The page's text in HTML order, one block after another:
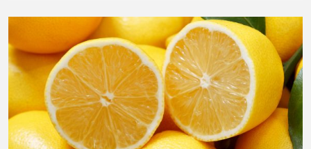
Storie
Lavora con noi
Shop